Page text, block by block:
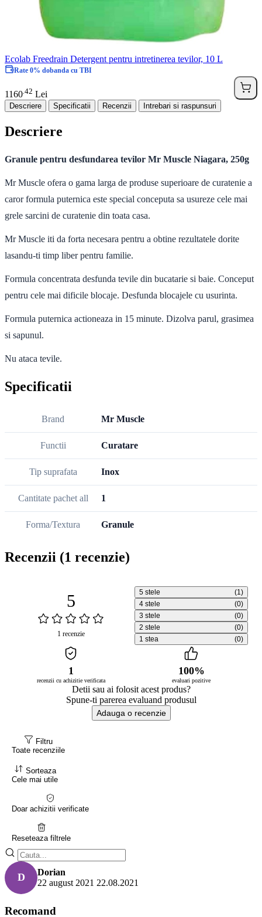
Ecolab Freedrain Detergent pentru intretinerea tevilor, 10 L
Rate 0% dobanda cu TBI
1160 42 Lei
Descriere Specificatii Recenzii Intrebari si raspunsuri
Descriere
Granule pentru desfundarea tevilor Mr Muscle Niagara, 250g
Mr Muscle ofera o gama larga de produse superioare de curatenie a
caror formula puternica este special conceputa sa usureze cele mai
grele sarcini de curatenie din toata casa.
Mr Muscle iti da forta necesara pentru a obtine rezultatele dorite
lasandu-ti timp liber pentru familie.
Formula concentrata desfunda tevile din bucatarie si baie. Conceput
pentru cele mai dificile blocaje. Desfunda blocajele cu usurinta.
Formula puternica actioneaza in 15 minute. Dizolva parul, grasimea
si sapunul.
Nu ataca tevile.
Specificatii
Brand Mr Muscle
Functii Curatare
Tip suprafata Inox
Cantitate pachet all 1
Forma/Textura Granule
Recenzii (1 recenzie)
5
1 recenzie
5 stele
(1)
4 stele
(0)
3 stele
(0)
2 stele
(0)
1 stea
(0)
1
recenzii cu achizitie verificata
100%
evaluari pozitive
Detii sau ai folosit acest produs?
Spune-ti parerea evaluand produsul
Adauga o recenzie
Filtru
Toate recenziile
Sorteaza
Cele mai utile
Doar achizitii verificate
Reseteaza filtrele
D
Dorian
22 august 2021 22.08.2021
Recomand